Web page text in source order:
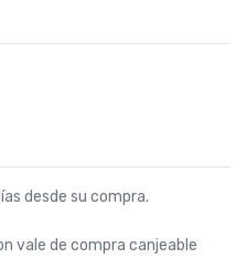
desde su compra.
vale de compra canjeable